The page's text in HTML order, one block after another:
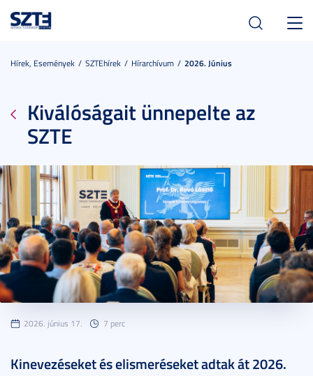
Hírek, Események SZTEhírek Hírarchívum 2026. Június
Kiválóságait ünnepelte az
SZTE
2026. június 17. 7 perc
Kinevezéseket és elismeréseket adtak át 2026.